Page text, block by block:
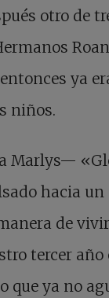
otro de
ya
niños.
Marlys—
hacia un
de
tercer año
que ya no